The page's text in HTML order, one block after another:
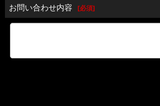
お問い合わせ内容 [必須]